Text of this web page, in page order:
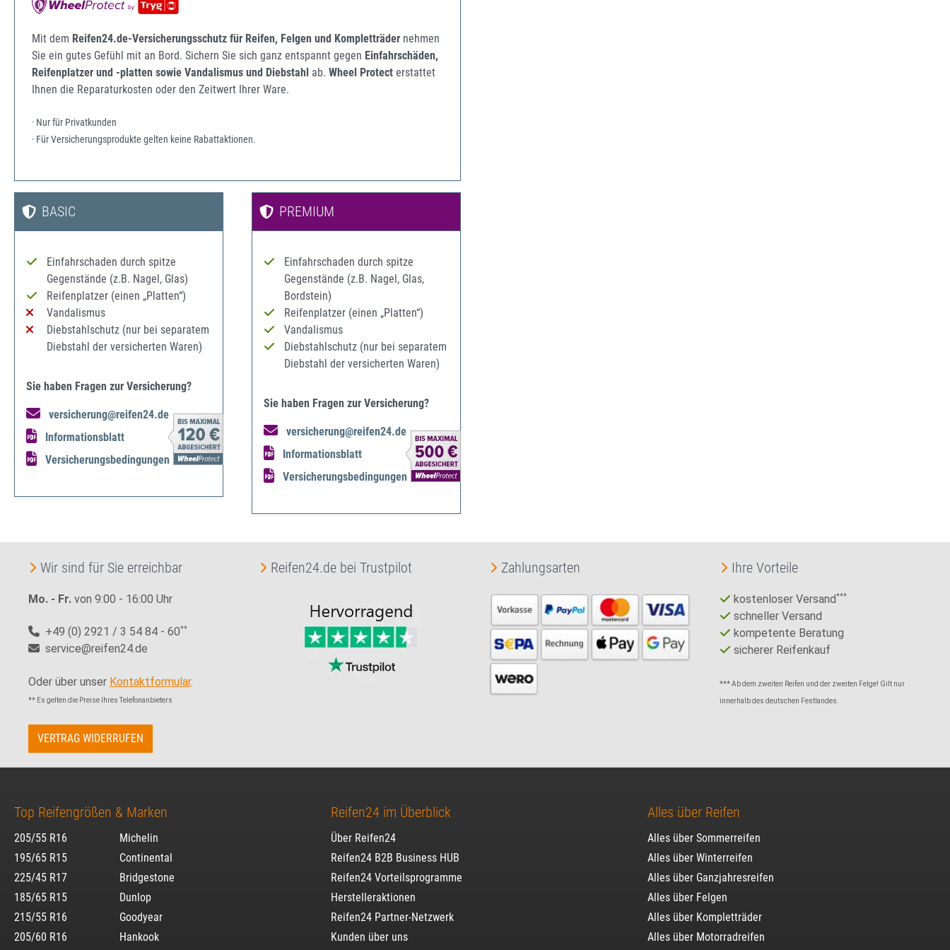
Mit dem Reifen24.de-Versicherungsschutz für Reifen, Felgen und Kompletträder nehmen
Sie ein gutes Gefühl mit an Bord. Sichern Sie sich ganz entspannt gegen Einfahrschäden,
Reifenplatzer und -platten sowie Vandalismus und Diebstahl ab. Wheel Protect erstattet
Ihnen die Reparaturkosten oder den Zeitwert Ihrer Ware.
· Nur für Privatkunden
· Für Versicherungsprodukte gelten keine Rabattaktionen.
BASIC
Einfahrschaden durch spitze
Gegenstände (z.B. Nagel, Glas)
Reifenplatzer (einen „Platten“)
Vandalismus
Diebstahlschutz (nur bei separatem
Diebstahl der versicherten Waren)
Sie haben Fragen zur Versicherung?
versicherung@reifen24.de
Informationsblatt
Versicherungsbedingungen
PREMIUM
Einfahrschaden durch spitze
Gegenstände (z.B. Nagel, Glas,
Bordstein)
Reifenplatzer (einen „Platten“)
Vandalismus
Diebstahlschutz (nur bei separatem
Diebstahl der versicherten Waren)
Sie haben Fragen zur Versicherung?
versicherung@reifen24.de
Informationsblatt
Versicherungsbedingungen
Wir sind für Sie erreichbar
Mo. - Fr. von 9:00 - 16:00 Uhr
+49 (0) 2921 / 3 54 84 - 60**
service@reifen24.de
Oder über unser Kontaktformular.
** Es gelten die Preise Ihres Telefonanbieters
VERTRAG WIDERRUFEN
Reifen24.de bei Trustpilot Zahlungsarten Ihre Vorteile
kostenloser Versand***
schneller Versand
kompetente Beratung
sicherer Reifenkauf
*** Ab dem zweiten Reifen und der zweiten Felge! Gilt nur
innerhalb des deutschen Festlandes.
Top Reifengrößen & Marken
205/55 R16
195/65 R15
225/45 R17
185/65 R15
215/55 R16
205/60 R16
Michelin
Continental
Bridgestone
Dunlop
Goodyear
Hankook
Reifen24 im Überblick
Über Reifen24
Reifen24 B2B Business HUB
Reifen24 Vorteilsprogramme
Herstelleraktionen
Reifen24 Partner-Netzwerk
Kunden über uns
Alles über Reifen
Alles über Sommerreifen
Alles über Winterreifen
Alles über Ganzjahresreifen
Alles über Felgen
Alles über Kompletträder
Alles über Motorradreifen